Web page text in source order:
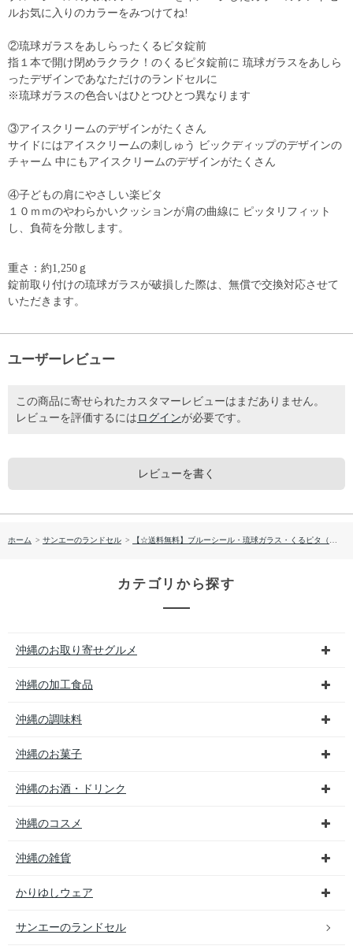
ルお気に入りのカラーをみつけてね!
②琉球ガラスをあしらったくるピタ錠前
指１本で開け閉めラクラク！のくるピタ錠前に 琉球ガラスをあしら
ったデザインであなただけのランドセルに
※琉球ガラスの色合いはひとつひとつ異なります
③アイスクリームのデザインがたくさん
サイドにはアイスクリームの刺しゅう ビックディップのデザインの
チャーム 中にもアイスクリームのデザインがたくさん
④子どもの肩にやさしい楽ピタ
１０ｍｍのやわらかいクッションが肩の曲線に ピッタリフィット
し、負荷を分散します。
重さ：約1,250ｇ
錠前取り付けの琉球ガラスが破損した際は、無償で交換対応させて
いただきます。
ユーザーレビュー
この商品に寄せられたカスタマーレビューはまだありません。
レビューを評価するには ログインが必要です。
レビューを書く
ホーム > サンエーのランドセル > 【☆送料無料】ブルーシール・琉球ガラス・くるピタ（R）BS7654K
カテゴリから探す
沖縄のお取り寄せグルメ
沖縄の加工食品
沖縄の調味料
沖縄のお菓子
沖縄のお酒・ドリンク
沖縄のコスメ
沖縄の雑貨
かりゆしウェア
サンエーのランドセル